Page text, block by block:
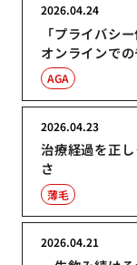
「プライバシ
オンラインで
2026.04.24
AGA
治療経過を正
さ
2026.04.23
薄毛
2026.04.21